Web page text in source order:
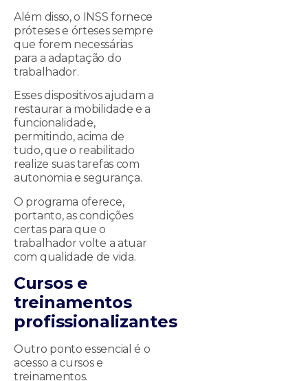
Além disso, o INSS fornece
próteses e órteses sempre
que forem necessárias
para a adaptação do
trabalhador.
Esses dispositivos ajudam a
restaurar a mobilidade e a
funcionalidade,
permitindo, acima de
tudo, que o reabilitado
realize suas tarefas com
autonomia e segurança.
O programa oferece,
portanto, as condições
certas para que o
trabalhador volte a atuar
com qualidade de vida.
Cursos e
treinamentos
profissionalizantes
Outro ponto essencial é o
acesso a cursos e
treinamentos.